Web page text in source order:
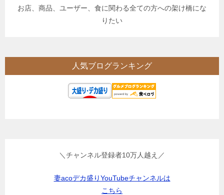
お店、商品、ユーザー、食に関わる全ての方への架け橋にな
りたい
人気ブログランキング
＼チャンネル登録者10万人越え／
妻acoデカ盛りYouTubeチャンネルは
こちら